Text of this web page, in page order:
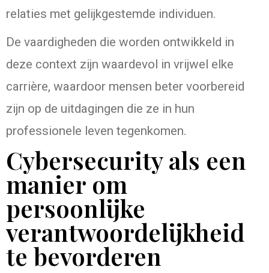
relaties met gelijkgestemde individuen.
De vaardigheden die worden ontwikkeld in
deze context zijn waardevol in vrijwel elke
carrière, waardoor mensen beter voorbereid
zijn op de uitdagingen die ze in hun
professionele leven tegenkomen.
Cybersecurity als een
manier om
persoonlijke
verantwoordelijkheid
te bevorderen